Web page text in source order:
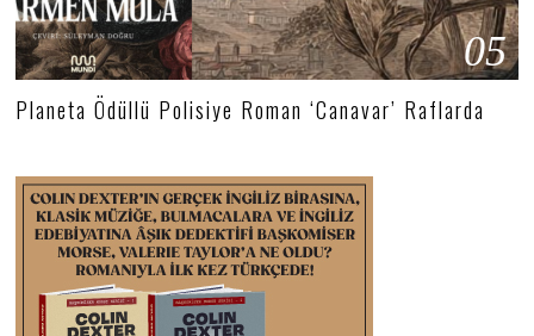
05
Planeta Ödüllü Polisiye Roman ‘Canavar’ Raflarda